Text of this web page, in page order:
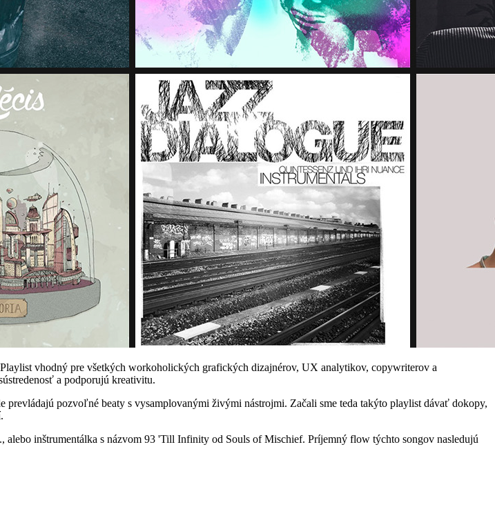
vhodný pre všetkých workoholických grafických dizajnérov, UX analytikov, copywriterov a
a podporujú kreativitu.
pozvoľné beaty s vysamplovanými živými nástrojmi. Začali sme teda takýto playlist dávať dokopy,
inštrumentálka s názvom 93 'Till Infinity od Souls of Mischief. Príjemný flow týchto songov nasledujú